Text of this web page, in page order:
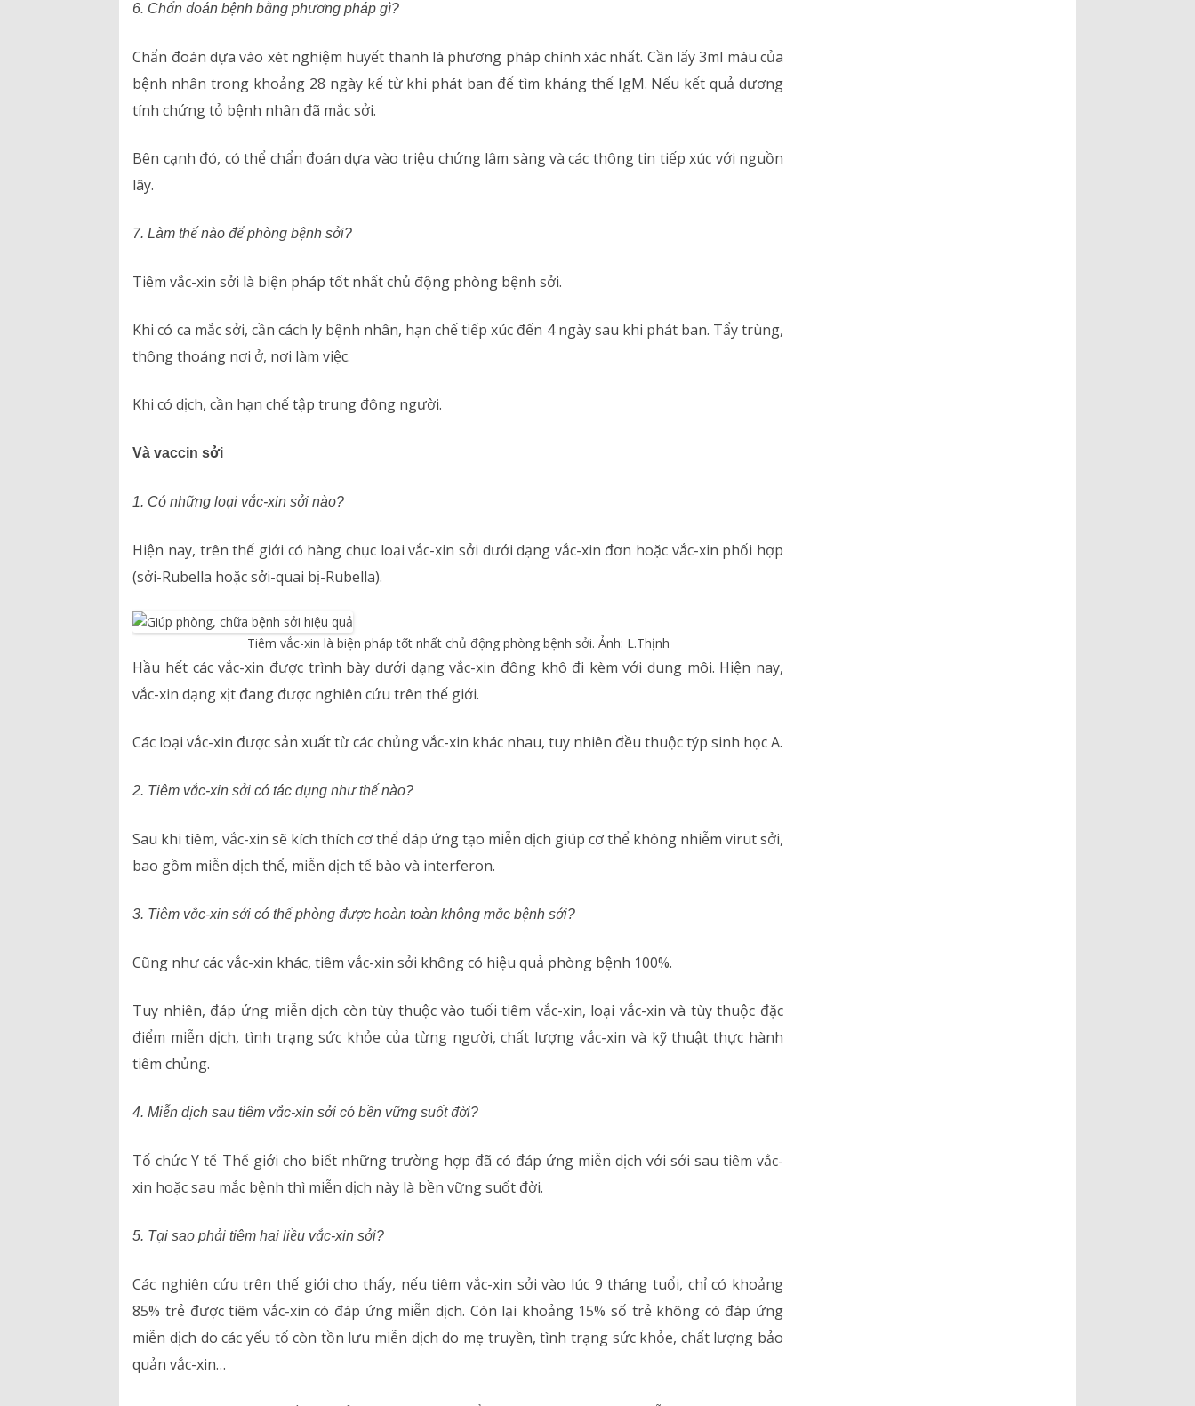
6. Chẩn đoán bệnh bằng phương pháp gì?
Chẩn đoán dựa vào xét nghiệm huyết thanh là phương pháp chính xác nhất. Cần lấy 3ml máu của
bệnh nhân trong khoảng 28 ngày kể từ khi phát ban để tìm kháng thể IgM. Nếu kết quả dương
tính chứng tỏ bệnh nhân đã mắc sởi.
Bên cạnh đó, có thể chẩn đoán dựa vào triệu chứng lâm sàng và các thông tin tiếp xúc với nguồn
lây.
7. Làm thế nào để phòng bệnh sởi?
Tiêm vắc-xin sởi là biện pháp tốt nhất chủ động phòng bệnh sởi.
Khi có ca mắc sởi, cần cách ly bệnh nhân, hạn chế tiếp xúc đến 4 ngày sau khi phát ban. Tẩy trùng,
thông thoáng nơi ở, nơi làm việc.
Khi có dịch, cần hạn chế tập trung đông người.
Và vaccin sởi
1. Có những loại vắc-xin sởi nào?
Hiện nay, trên thế giới có hàng chục loại vắc-xin sởi dưới dạng vắc-xin đơn hoặc vắc-xin phối hợp
(sởi-Rubella hoặc sởi-quai bị-Rubella).
Tiêm vắc-xin là biện pháp tốt nhất chủ động phòng bệnh sởi. Ảnh: L.Thịnh
Hầu hết các vắc-xin được trình bày dưới dạng vắc-xin đông khô đi kèm với dung môi. Hiện nay,
vắc-xin dạng xịt đang được nghiên cứu trên thế giới.
Các loại vắc-xin được sản xuất từ các chủng vắc-xin khác nhau, tuy nhiên đều thuộc týp sinh học A.
2. Tiêm vắc-xin sởi có tác dụng như thế nào?
Sau khi tiêm, vắc-xin sẽ kích thích cơ thể đáp ứng tạo miễn dịch giúp cơ thể không nhiễm virut sởi,
bao gồm miễn dịch thể, miễn dịch tế bào và interferon.
3. Tiêm vắc-xin sởi có thể phòng được hoàn toàn không mắc bệnh sởi?
Cũng như các vắc-xin khác, tiêm vắc-xin sởi không có hiệu quả phòng bệnh 100%.
Tuy nhiên, đáp ứng miễn dịch còn tùy thuộc vào tuổi tiêm vắc-xin, loại vắc-xin và tùy thuộc đặc
điểm miễn dịch, tình trạng sức khỏe của từng người, chất lượng vắc-xin và kỹ thuật thực hành
tiêm chủng.
4. Miễn dịch sau tiêm vắc-xin sởi có bền vững suốt đời?
Tổ chức Y tế Thế giới cho biết những trường hợp đã có đáp ứng miễn dịch với sởi sau tiêm vắc-
xin hoặc sau mắc bệnh thì miễn dịch này là bền vững suốt đời.
5. Tại sao phải tiêm hai liều vắc-xin sởi?
Các nghiên cứu trên thế giới cho thấy, nếu tiêm vắc-xin sởi vào lúc 9 tháng tuổi, chỉ có khoảng
85% trẻ được tiêm vắc-xin có đáp ứng miễn dịch. Còn lại khoảng 15% số trẻ không có đáp ứng
miễn dịch do các yếu tố còn tồn lưu miễn dịch do mẹ truyền, tình trạng sức khỏe, chất lượng bảo
quản vắc-xin…